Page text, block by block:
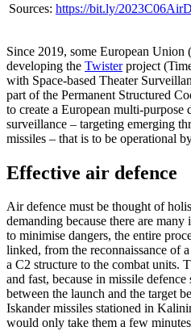
Sources: https://bit.ly/
Since 2019, some European Union
developing the Twisterproject
with Space-based Theater
part of the Permanent Structured
to create a European multi-purpose
surveillance – targeting emerging
missiles – that is to be operational
Effective air defence
Air defence must be thought of
demanding because there are
to minimise dangers, the entire
linked, from the reconnaissance of
a C2 structure to the combat units.
and fast, because in missile
between the launch and the target
Iskander missiles stationed in
would only take them a few